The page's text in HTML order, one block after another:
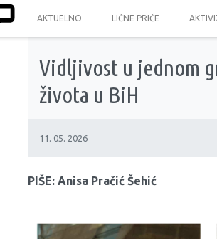
AKTUELNO LIČNE PRIČE
Vidljivost u jednom
života u BiH
11. 05. 2026
PIŠE: Anisa Pračić Šehić